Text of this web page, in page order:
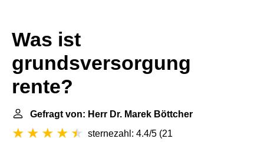
Was ist
grundsversorgung
rente?
Gefragt von: Herr Dr. Marek Böttcher
sternezahl: 4.4/5 (21